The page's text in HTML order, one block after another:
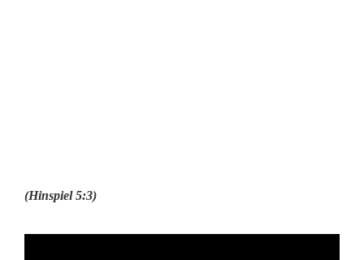
e
l
(Hinspiel 5:3)